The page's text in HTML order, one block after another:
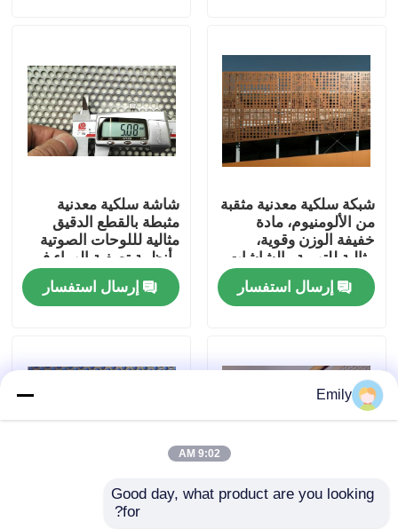
المنتجات
حولنا
مراقبة الجودة
اتصل بنا
القضايا
توسيع شبكة الأسلاك المعدنية
شبكة سلكية معدنية مثقبة
من الألومنيوم، مادة
خفيفة الوزن وقوية،
مثالية للتهوية والشاشات
والحواجز الواقية
إرسال استفسار
شاشة سلكية معدنية
مثبطة بالقطع الدقيق
مثالية لللوحات الصوتية
وأنظمة تصفية الهواء في
المباني التجارية
إرسال استفسار
شبكة معدنية مثقبة من
Emily
9:02 AM
Good day, what product are you looking
for?